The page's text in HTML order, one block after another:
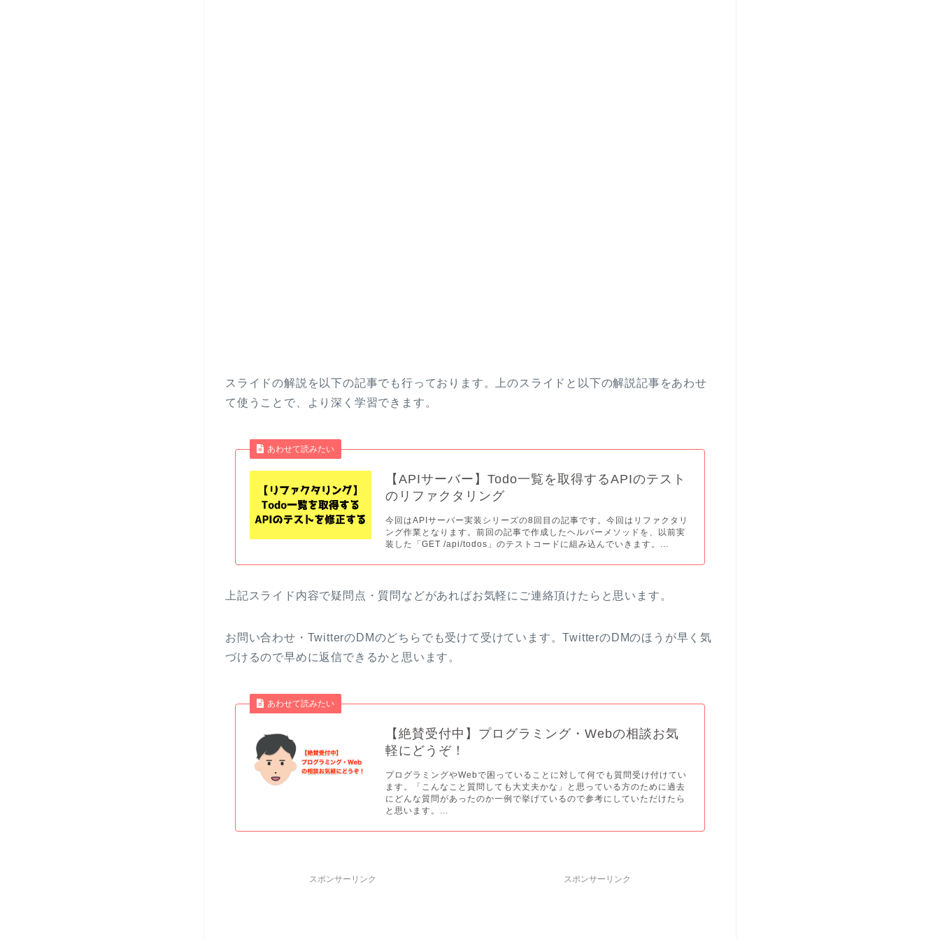
スライドの解説を以下の記事でも行っております。上のスライドと以下の解説記事をあわせ
て使うことで、より深く学習できます。
あわせて読みたい
【APIサーバー】Todo一覧を取得するAPIのテスト
のリファクタリング
今回はAPIサーバー実装シリーズの8回目の記事です。今回はリファクタリ
ング作業となります。前回の記事で作成したヘルパーメソッドを、以前実
装した「GET /api/todos」のテストコードに組み込んでいきます。...
上記スライド内容で疑問点・質問などがあればお気軽にご連絡頂けたらと思います。
お問い合わせ・TwitterのDMのどちらでも受けて受けています。TwitterのDMのほうが早く気
づけるので早めに返信できるかと思います。
あわせて読みたい
【絶賛受付中】プログラミング・Webの相談お気
軽にどうぞ！
プログラミングやWebで困っていることに対して何でも質問受け付けてい
ます。「こんなこと質問しても大丈夫かな」と思っている方のために過去
にどんな質問があったのか一例で挙げているので参考にしていただけたら
と思います。...
スポンサーリンク スポンサーリンク